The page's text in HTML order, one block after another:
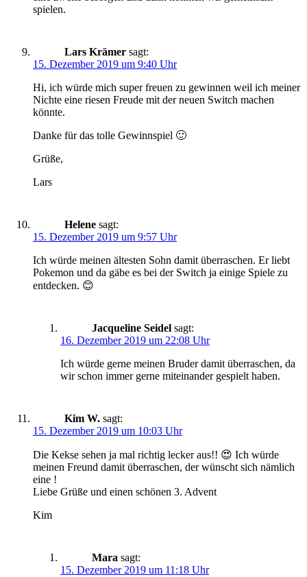
spielen.
Lars Krämer sagt:
15. Dezember 2019 um 9:40 Uhr
Hi, ich würde mich super freuen zu gewinnen weil ich meiner
Nichte eine riesen Freude mit der neuen Switch machen
könnte.
Danke für das tolle Gewinnspiel 🙂
Grüße,
Lars
Helene sagt:
15. Dezember 2019 um 9:57 Uhr
Ich würde meinen ältesten Sohn damit überraschen. Er liebt
Pokemon und da gäbe es bei der Switch ja einige Spiele zu
entdecken. 😊
Jacqueline Seidel sagt:
16. Dezember 2019 um 22:08 Uhr
Ich würde gerne meinen Bruder damit überraschen, da
wir schon immer gerne miteinander gespielt haben.
Kim W. sagt:
15. Dezember 2019 um 10:03 Uhr
Die Kekse sehen ja mal richtig lecker aus!! 😍 Ich würde
meinen Freund damit überraschen, der wünscht sich nämlich
eine !
Liebe Grüße und einen schönen 3. Advent
Kim
Mara sagt:
15. Dezember 2019 um 11:18 Uhr